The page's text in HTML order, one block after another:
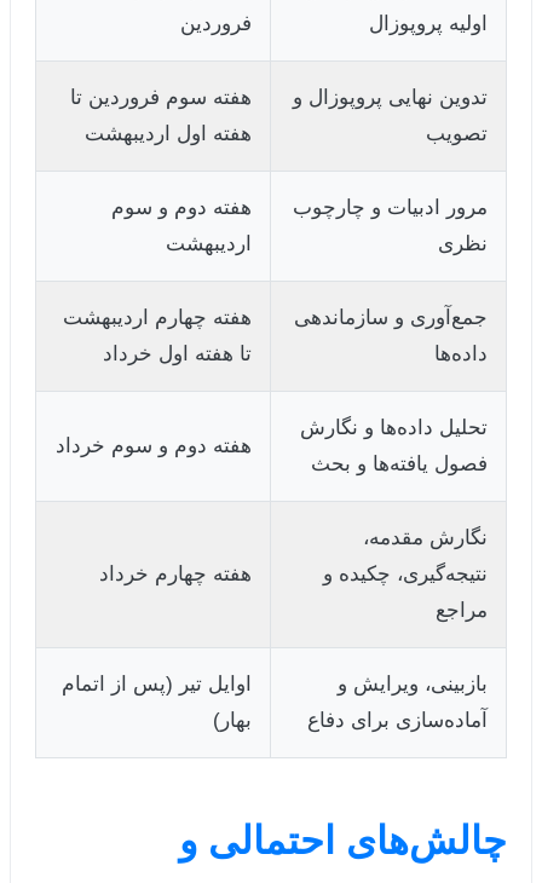
اولیه پروپوزال
فروردین
تدوین نهایی پروپوزال و
تصویب
هفته سوم فروردین تا
هفته اول اردیبهشت
مرور ادبیات و چارچوب
نظری
هفته دوم و سوم
اردیبهشت
جمع‌آوری و سازماندهی
داده‌ها
هفته چهارم اردیبهشت
تا هفته اول خرداد
تحلیل داده‌ها و نگارش
فصول یافته‌ها و بحث
هفته دوم و سوم خرداد
نگارش مقدمه،
نتیجه‌گیری، چکیده و
مراجع
هفته چهارم خرداد
بازبینی، ویرایش و
آماده‌سازی برای دفاع
اوایل تیر (پس از اتمام
بهار)
چالش‌های احتمالی و